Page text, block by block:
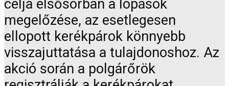
célja elsősorban a lopások
megelőzése, az esetlegesen
ellopott kerékpárok könnyebb
visszajuttatása a tulajdonoshoz. Az
akció során a polgárőrök